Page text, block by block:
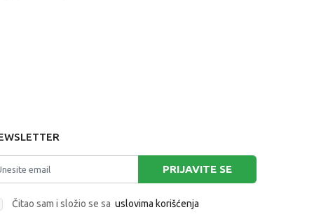
PRIJAVITE SE
Čitao sam i složio se sa uslovima korišćenja